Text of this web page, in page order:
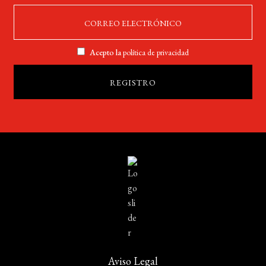
Acepto lapolítica de privacidad
Aviso Legal